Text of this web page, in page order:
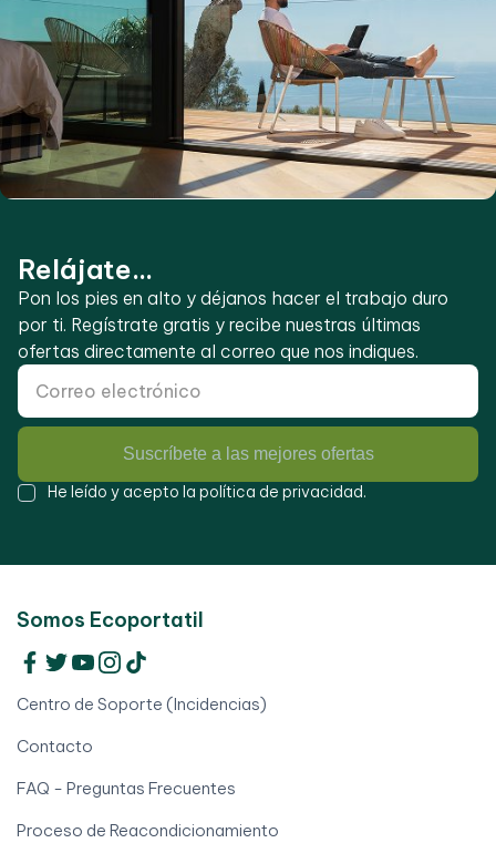
Relájate...
Pon los pies en alto y déjanos hacer el trabajo duro
por ti. Regístrate gratis y recibe nuestras últimas
ofertas directamente al correo que nos indiques.
Suscríbete a las mejores ofertas
He leído y acepto la política de privacidad.
Somos Ecoportatil
Centro de Soporte (Incidencias)
Contacto
FAQ - Preguntas Frecuentes
Proceso de Reacondicionamiento